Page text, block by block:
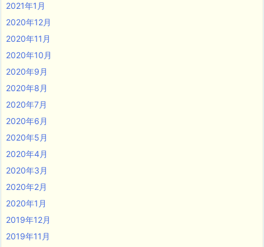
2021年1月
2020年12月
2020年11月
2020年10月
2020年9月
2020年8月
2020年7月
2020年6月
2020年5月
2020年4月
2020年3月
2020年2月
2020年1月
2019年12月
2019年11月